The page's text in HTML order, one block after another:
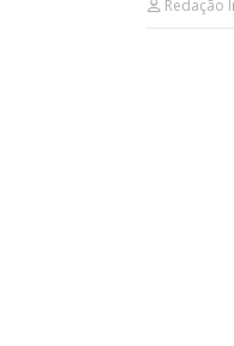
Redação